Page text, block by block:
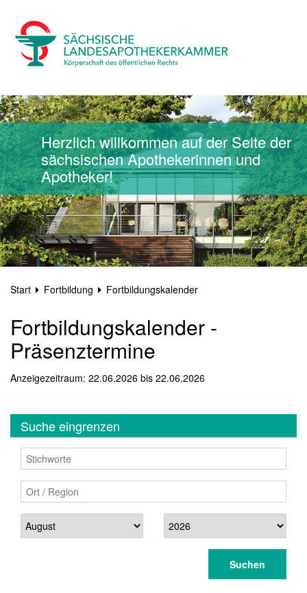
Herzlich willkommen auf der Seite der
sächsischen Apothekerinnen und
Apotheker!
Start Fortbildung Fortbildungskalender
Fortbildungskalender -
Präsenztermine
Anzeigezeitraum: 22.06.2026 bis 22.06.2026
Suche eingrenzen
Stichworte
Ort / Region
Suchen